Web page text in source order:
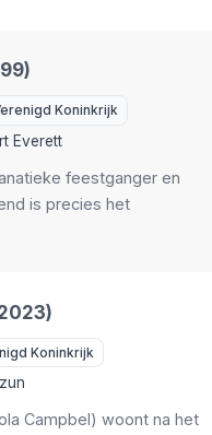
Koninkrijk
Everett
feestganger en
is precies het
Koninkrijk
Campbel) woont na het